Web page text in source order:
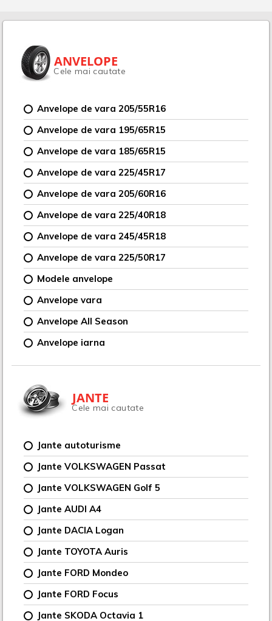
ANVELOPE
Cele mai cautate
Anvelope de vara 205/55R16
Anvelope de vara 195/65R15
Anvelope de vara 185/65R15
Anvelope de vara 225/45R17
Anvelope de vara 205/60R16
Anvelope de vara 225/40R18
Anvelope de vara 245/45R18
Anvelope de vara 225/50R17
Modele anvelope
Anvelope vara
Anvelope All Season
Anvelope iarna
JANTE
Cele mai cautate
Jante autoturisme
Jante VOLKSWAGEN Passat
Jante VOLKSWAGEN Golf 5
Jante AUDI A4
Jante DACIA Logan
Jante TOYOTA Auris
Jante FORD Mondeo
Jante FORD Focus
Jante SKODA Octavia 1